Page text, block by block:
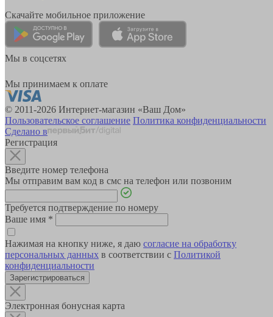
Скачайте мобильное приложение
Мы в соцсетях
Мы принимаем к оплате
© 2011-2026 Интернет-магазин «Ваш Дом»
Пользовательское соглашение Политика конфиденциальности
Сделано в
Регистрация
Введите номер телефона
Мы отправим вам код в смс на телефон или позвоним
Требуется подтверждение по номеру
Ваше имя *
Нажимая на кнопку ниже, я даю согласие на обработку
персональных данных в соответствии с Политикой
конфиденциальности
Зарегистрироваться
Электронная бонусная карта